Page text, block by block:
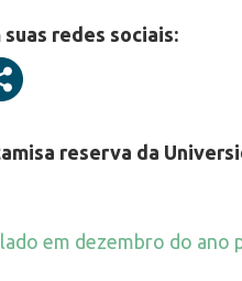
redes sociais:
reserva da
em dezembro do ano